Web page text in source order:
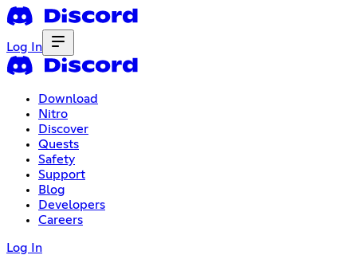
Log In
Download
Nitro
Discover
Quests
Safety
Support
Blog
Developers
Careers
Log In